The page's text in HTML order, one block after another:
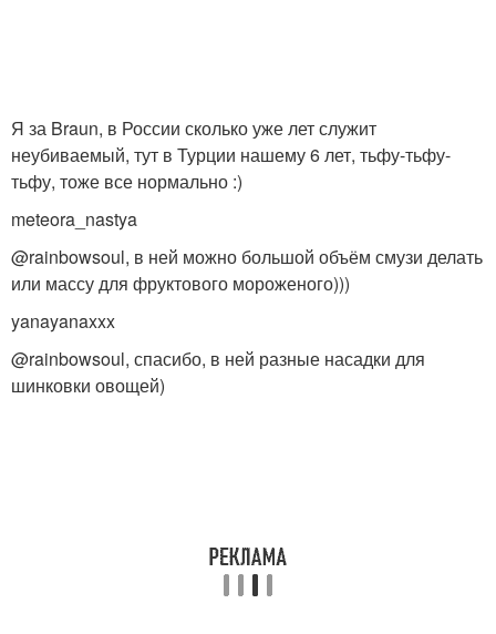
Я за Braun, в России сколько уже лет служит
неубиваемый, тут в Турции нашему 6 лет, тьфу-тьфу-
тьфу, тоже все нормально :)
meteora_nastya
@rainbowsoul, в ней можно большой объём смузи делать
или массу для фруктового мороженого)))
yanayanaxxx
@rainbowsoul, спасибо, в ней разные насадки для
шинковки овощей)